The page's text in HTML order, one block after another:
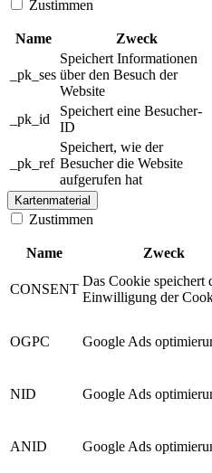
Zustimmen
Name Zweck
_pk_ses
Speichert Informationen
über den Besuch der
Website
_pk_id
Speichert eine Besucher-
ID
_pk_ref
Speichert, wie der
Besucher die Website
aufgerufen hat
Kartenmaterial
Zustimmen
Name Zweck
CONSENT
Das Cookie speichert
Einwilligung der
OGPC Google Ads
NID Google Ads
ANID Google Ads